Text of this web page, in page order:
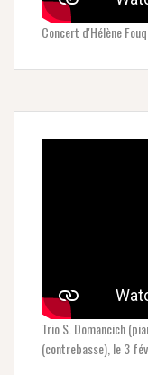
Concert d'Hélène
Trio S. Domancich
(contrebasse), le 3